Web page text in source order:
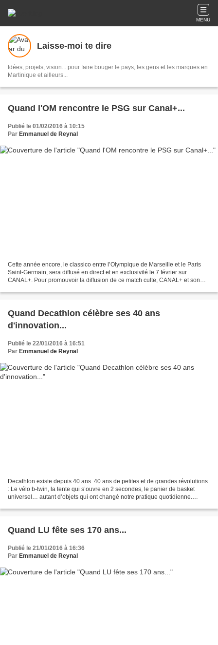
MENU
Laisse-moi te dire
Idées, projets, vision... pour faire bouger le pays, les gens et les marques en
Martinique et ailleurs...
Quand l'OM rencontre le PSG sur Canal+...
Publié le 01/02/2016 à 10:15
Par Emmanuel de Reynal
Cette année encore, le classico entre l’Olympique de Marseille et le Paris
Saint-Germain, sera diffusé en direct et en exclusivité le 7 février sur
CANAL+. Pour promouvoir la diffusion de ce match culte, CANAL+ et son
Quand Decathlon célèbre ses 40 ans
d'innovation...
Publié le 22/01/2016 à 16:51
Par Emmanuel de Reynal
Decathlon existe depuis 40 ans. 40 ans de petites et de grandes révolutions
: Le vélo b-twin, la tente qui s’ouvre en 2 secondes, le panier de basket
universel… autant d’objets qui ont changé notre pratique quotidienne.
Quand LU fête ses 170 ans...
Publié le 21/01/2016 à 16:36
Par Emmanuel de Reynal